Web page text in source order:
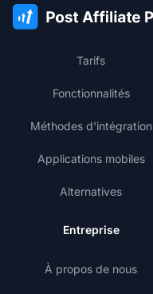
Tarifs
Fonctionnalités
Méthodes d'intégration
Applications mobiles
Alternatives
Entreprise
À propos de nous